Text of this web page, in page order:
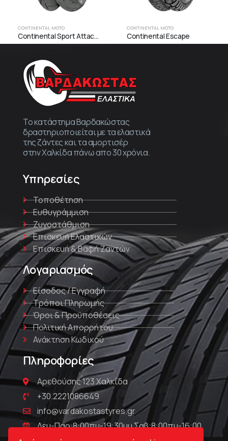
CONTINENTAL MOTO
Continental Sport Attack 2
CONTINENTAL MOTO
Continental Escape
Το κατάστημα Βαρδακώστας
δραστηριοποιείται με τα ελαστικά
της ζάντες και τα αμορτισέρ
στην Χαλκίδα πάνω απο 30 χρόνια.
Υπηρεσίες
Τοποθέτηση
Ευθυγράμμιση
Ζυγοστάθμιση
Επισκευή Ελαστικών
Επισκευή & Βαφή Ζαντών
Λογαριασμός
Είσοδος / Εγγραφή
Τρόποι Πληρωμής
Όροι & Προϋποθέσεις
Πολιτική Απορρήτου
Ανάκτηση Κωδικού
Πληροφορίες
Αρεθούσης 123 Χαλκίδα
+30.2221086649
info@vardakostastyres.gr
Δευ-Παρ:8:00πμ-19:30μμ Σαβ:8:00πμ-16:00